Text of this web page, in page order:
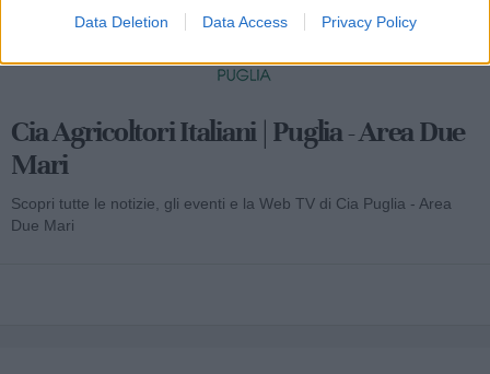
Data Deletion Data Access Privacy Policy
Cia Agricoltori Italiani | Puglia - Area Due
Mari
Scopri tutte le notizie, gli eventi e la Web TV di Cia Puglia - Area
Due Mari